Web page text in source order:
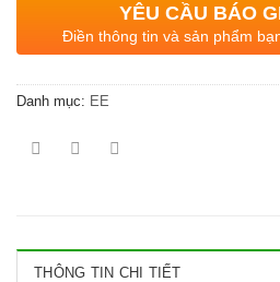
YÊU CẦU BÁO
Điền thông tin và sản phẩm
Danh mục: EE
THÔNG TIN CHI TIẾT